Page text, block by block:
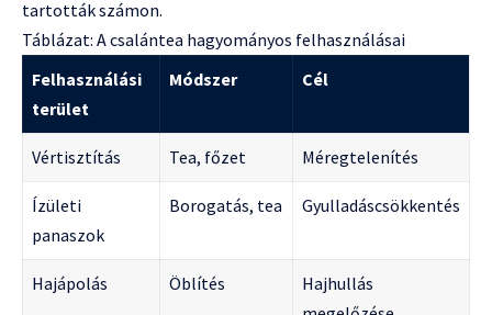
tartották számon.
Táblázat: A csalántea hagyományos felhasználásai
Felhasználási
terület
Módszer Cél
Vértisztítás Tea, főzet Méregtelenítés
Ízületi
panaszok
Borogatás, tea Gyulladáscsökkentés
Hajápolás Öblítés
Hajhullás